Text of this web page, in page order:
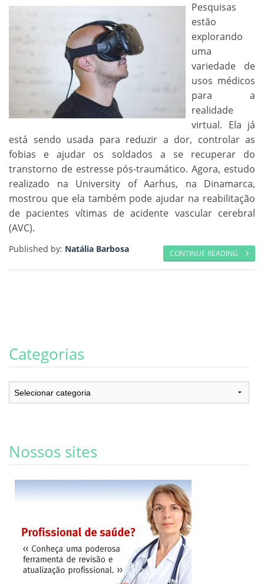
Pesquisas
estão
explorando
uma
variedade de
usos médicos
para a
realidade
virtual. Ela já
está sendo usada para reduzir a dor, controlar as
fobias e ajudar os soldados a se recuperar do
transtorno de estresse pós-traumático. Agora, estudo
realizado na University of Aarhus, na Dinamarca,
mostrou que ela também pode ajudar na reabilitação
de pacientes vítimas de acidente vascular cerebral
(AVC).
CONTINUE READING
Published by: Natália Barbosa
Categorias
Categorias
Nossos sites